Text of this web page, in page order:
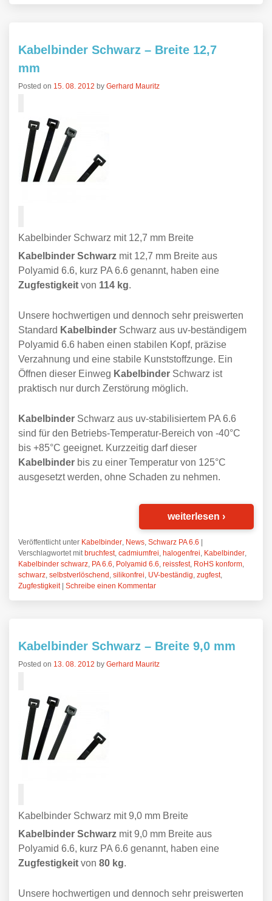
Kabelbinder Schwarz – Breite 12,7
mm
Posted on 15. 08. 2012 by Gerhard Mauritz
Kabelbinder Schwarz mit 12,7 mm Breite
Kabelbinder Schwarz mit 12,7 mm Breite aus
Polyamid 6.6, kurz PA 6.6 genannt, haben eine
Zugfestigkeit von 114 kg.
Unsere hochwertigen und dennoch sehr preiswerten
Standard Kabelbinder Schwarz aus uv-beständigem
Polyamid 6.6 haben einen stabilen Kopf, präzise
Verzahnung und eine stabile Kunststoffzunge. Ein
Öffnen dieser Einweg Kabelbinder Schwarz ist
praktisch nur durch Zerstörung möglich.
Kabelbinder Schwarz aus uv-stabilisiertem PA 6.6
sind für den Betriebs-Temperatur-Bereich von -40°C
bis +85°C geeignet. Kurzzeitig darf dieser
Kabelbinder bis zu einer Temperatur von 125°C
ausgesetzt werden, ohne Schaden zu nehmen.
weiterlesen ›
Veröffentlicht unter Kabelbinder, News, Schwarz PA 6.6 |
Verschlagwortet mit bruchfest, cadmiumfrei, halogenfrei, Kabelbinder,
Kabelbinder schwarz, PA 6.6, Polyamid 6.6, reissfest, RoHS konform,
schwarz, selbstverlöschend, silikonfrei, UV-beständig, zugfest,
Zugfestigkeit | Schreibe einen Kommentar
Kabelbinder Schwarz – Breite 9,0 mm
Posted on 13. 08. 2012 by Gerhard Mauritz
Kabelbinder Schwarz mit 9,0 mm Breite
Kabelbinder Schwarz mit 9,0 mm Breite aus
Polyamid 6.6, kurz PA 6.6 genannt, haben eine
Zugfestigkeit von 80 kg.
Unsere hochwertigen und dennoch sehr preiswerten